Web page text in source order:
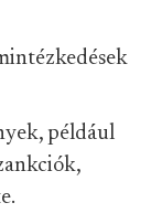
például